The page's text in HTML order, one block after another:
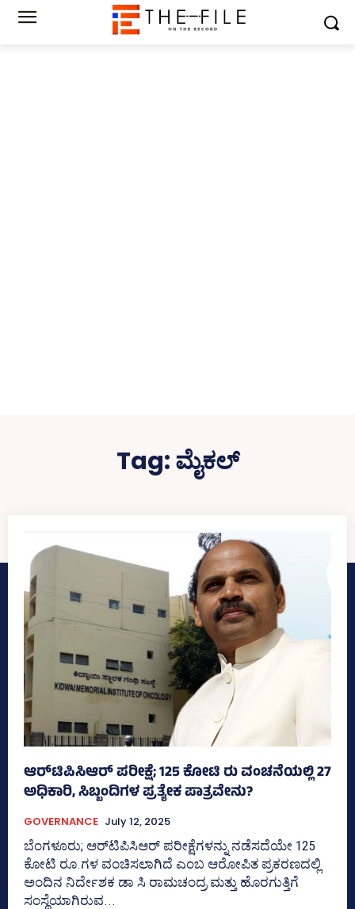
Tag:ಮೈಕಲ್‌
ಆರ್‌ಟಿಪಿಸಿಆರ್‌ ಪರೀಕ್ಷೆ; 125 ಕೋಟಿ ರು ವಂಚನೆಯಲ್ಲಿ 27
ಅಧಿಕಾರಿ, ಸಿಬ್ಬಂದಿಗಳ ಪ್ರತ್ಯೇಕ ಪಾತ್ರವೇನು?
GOVERNANCE July 12, 2025
ಬೆಂಗಳೂರು; ಆರ್‌ಟಿಪಿಸಿಆರ್‌ ಪರೀಕ್ಷೆಗಳನ್ನು ನಡೆಸದೆಯೇ 125
ಕೋಟಿ ರೂ.ಗಳ ವಂಚಿಸಲಾಗಿದೆ ಎಂಬ ಆರೋಪಿತ ಪ್ರಕರಣದಲ್ಲಿ
ಅಂದಿನ ನಿರ್ದೇಶಕ ಡಾ ಸಿ ರಾಮಚಂದ್ರ ಮತ್ತು ಹೊರಗುತ್ತಿಗೆ
ಸಂಸ್ಥೆಯಾಗಿರುವ...